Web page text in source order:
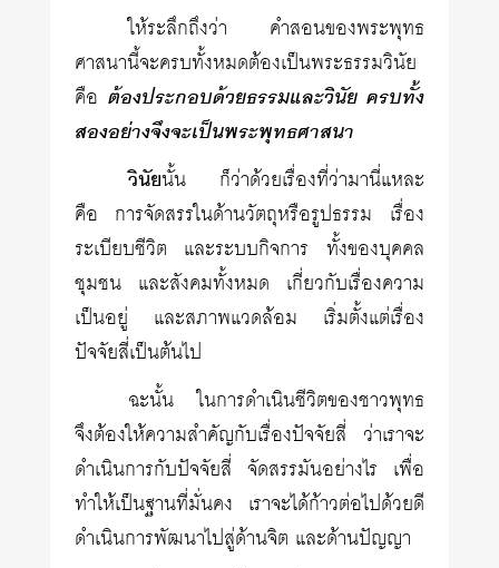
ให้ระลึกถึงว่า คำสอนของพระพุทธ
ศาสนานี้จะครบทั้งหมดต้องเป็นพระธรรมวินัย
คือ ต้องประกอบด้วยธรรมและวินัย ครบทั้ง
สองอย่างจึงจะเป็นพระพุทธศาสนา
วินัยนั้น ก็ว่าด้วยเรื่องที่ว่ามานี่แหละ
คือ การจัดสรรในด้านวัตถุหรือรูปธรรม เรื่อง
ระเบียบชีวิต และระบบกิจการ ทั้งของบุคคล
ชุมชน และสังคมทั้งหมด เกี่ยวกับเรื่องความ
เป็นอยู่ และสภาพแวดล้อม เริ่มตั้งแต่เรื่อง
ปัจจัยสี่เป็นต้นไป
ฉะนั้น ในการดำเนินชีวิตของชาวพุทธ
จึงต้องให้ความสำคัญกับเรื่องปัจจัยสี่ ว่าเราจะ
ดำเนินการกับปัจจัยสี่ จัดสรรมันอย่างไร เพื่อ
ทำให้เป็นฐานที่มั่นคง เราจะได้ก้าวต่อไปด้วยดี
ดำเนินการพัฒนาไปสู่ด้านจิต และด้านปัญญา